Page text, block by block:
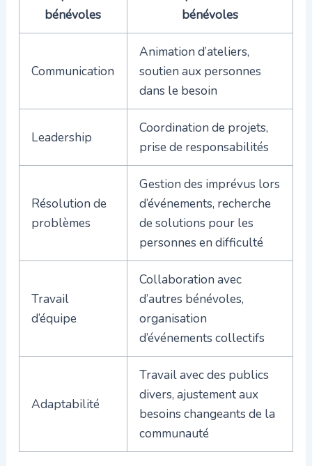
bénévoles
bénévoles
Communication
Animation d’ateliers,
soutien aux personnes
dans le besoin
Leadership
Coordination de projets,
prise de responsabilités
Résolution de
problèmes
Gestion des imprévus lors
d’événements, recherche
de solutions pour les
personnes en difficulté
Travail
d’équipe
Collaboration avec
d’autres bénévoles,
organisation
d’événements collectifs
Adaptabilité
Travail avec des publics
divers, ajustement aux
besoins changeants de la
communauté